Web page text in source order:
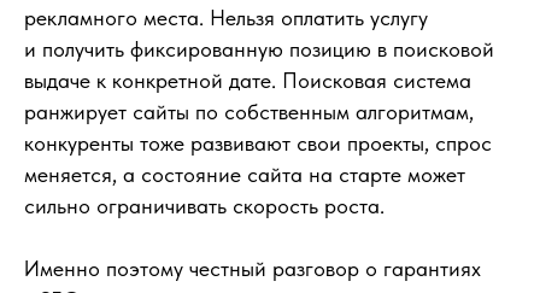
рекламного места. Нельзя оплатить услугу
и получить фиксированную позицию в поисковой
выдаче к конкретной дате. Поисковая система
ранжирует сайты по собственным алгоритмам,
конкуренты тоже развивают свои проекты, спрос
меняется, а состояние сайта на старте может
сильно ограничивать скорость роста.
Именно поэтому честный разговор о гарантиях